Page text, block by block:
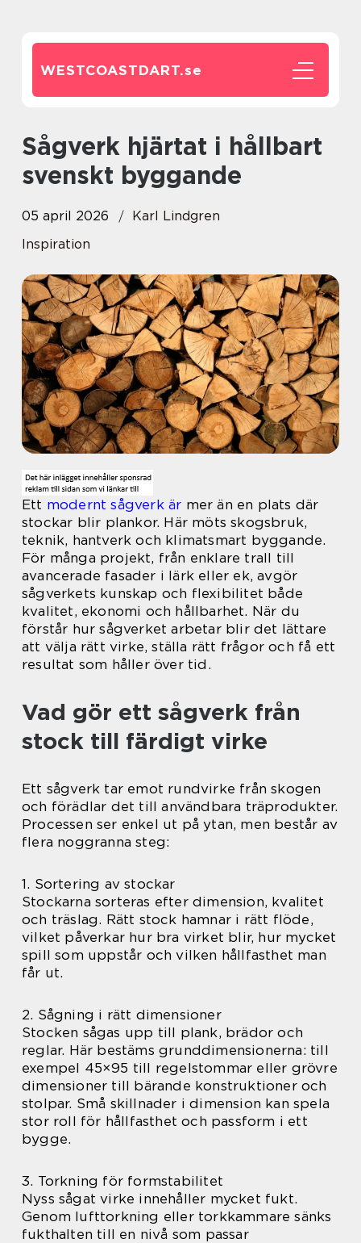
WESTCOASTDART.se
Sågverk hjärtat i hållbart
svenskt byggande
05 april 2026
Karl Lindgren
Inspiration
Ett modernt sågverk är mer än en plats där
stockar blir plankor. Här möts skogsbruk,
teknik, hantverk och klimatsmart byggande.
För många projekt, från enklare trall till
avancerade fasader i lärk eller ek, avgör
sågverkets kunskap och flexibilitet både
kvalitet, ekonomi och hållbarhet. När du
förstår hur sågverket arbetar blir det lättare
att välja rätt virke, ställa rätt frågor och få ett
resultat som håller över tid.
Vad gör ett sågverk från
stock till färdigt virke
Ett sågverk tar emot rundvirke från skogen
och förädlar det till användbara träprodukter.
Processen ser enkel ut på ytan, men består av
flera noggranna steg:
1. Sortering av stockar
Stockarna sorteras efter dimension, kvalitet
och träslag. Rätt stock hamnar i rätt flöde,
vilket påverkar hur bra virket blir, hur mycket
spill som uppstår och vilken hållfasthet man
får ut.
2. Sågning i rätt dimensioner
Stocken sågas upp till plank, brädor och
reglar. Här bestäms grunddimensionerna: till
exempel 45×95 till regelstommar eller grövre
dimensioner till bärande konstruktioner och
stolpar. Små skillnader i dimension kan spela
stor roll för hållfasthet och passform i ett
bygge.
3. Torkning för formstabilitet
Nyss sågat virke innehåller mycket fukt.
Genom lufttorkning eller torkkammare sänks
fukthalten till en nivå som passar